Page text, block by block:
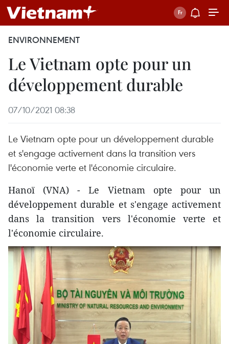
ENVIRONNEMENT
Le Vietnam opte pour un
développement durable
07/10/2021 08:38
Le Vietnam opte pour un développement durable
et s'engage activement dans la transition vers
l'économie verte et l'économie circulaire.
Hanoï (VNA) - Le Vietnam opte pour un
développement durable et s'engage activement
dans la transition vers l'économie verte et
l'économie circulaire.